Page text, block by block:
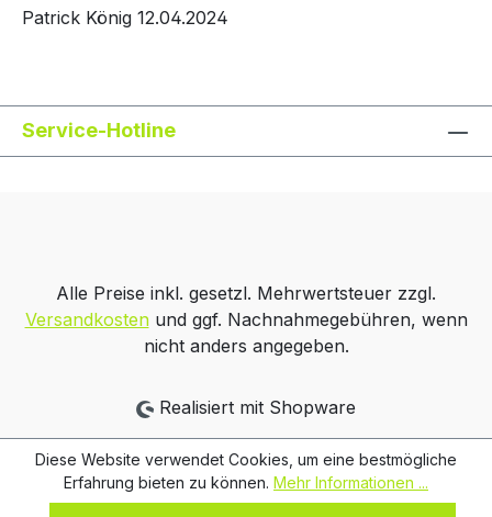
Patrick König 12.04.2024
Service-Hotline
Alle Preise inkl. gesetzl. Mehrwertsteuer zzgl.
Versandkostenund ggf. Nachnahmegebühren, wenn
nicht anders angegeben.
Realisiert mit Shopware
Diese Website verwendet Cookies, um eine bestmögliche
Erfahrung bieten zu können. Mehr Informationen ...